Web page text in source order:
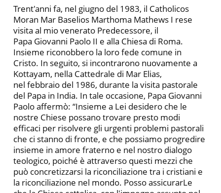
Trent'anni fa, nel giugno del 1983, il Catholicos
Moran Mar Baselios Marthoma Mathews I rese
visita al mio venerato Predecessore, il
Papa Giovanni Paolo II e alla Chiesa di Roma.
Insieme riconobbero la loro fede comune in
Cristo. In seguito, si incontrarono nuovamente a
Kottayam, nella Cattedrale di Mar Elias,
nel febbraio del 1986, durante la visita pastorale
del Papa in India. In tale occasione, Papa Giovanni
Paolo affermò: “Insieme a Lei desidero che le
nostre Chiese possano trovare presto modi
efficaci per risolvere gli urgenti problemi pastorali
che ci stanno di fronte, e che possiamo progredire
insieme in amore fraterno e nel nostro dialogo
teologico, poiché è attraverso questi mezzi che
può concretizzarsi la riconciliazione tra i cristiani e
la riconciliazione nel mondo. Posso assicurarLe